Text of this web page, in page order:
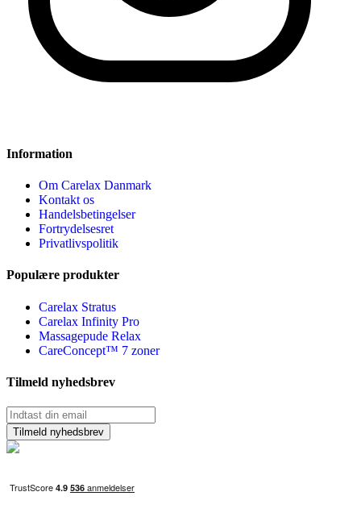
Information
Om Carelax Danmark
Kontakt os
Handelsbetingelser
Fortrydelsesret
Privatlivspolitik
Populære produkter
Carelax Stratus
Carelax Infinity Pro
Massagepude Relax
CareConcept™ 7 zoner
Tilmeld nyhedsbrev
Tilmeld nyhedsbrev